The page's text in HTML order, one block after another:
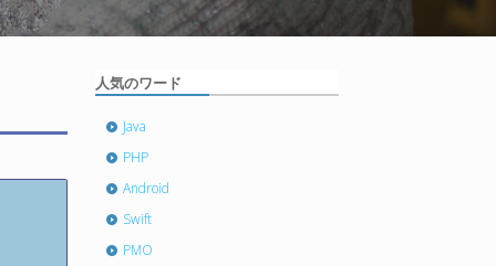
人気のワード
Java
PHP
Android
Swift
PMO